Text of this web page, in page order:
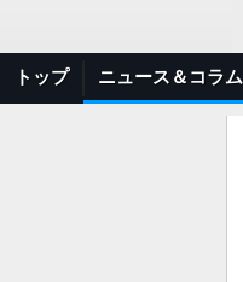
トップ ニュース＆コラム